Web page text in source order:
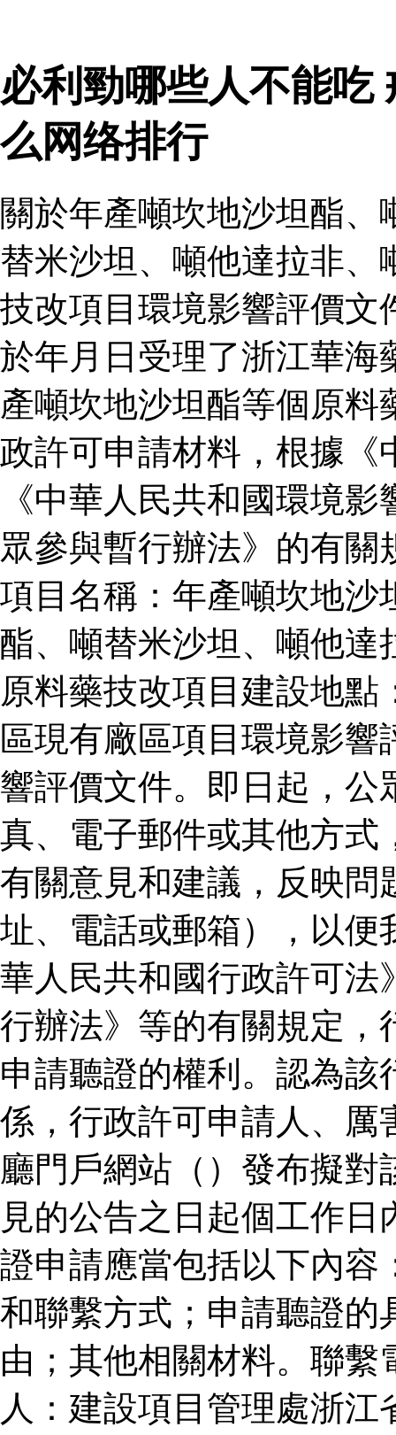
必利勁哪些人不能吃
么网络排行
關於年產噸坎地沙坦酯
替米沙坦、噸他達拉非
技改項目環境影響評價文
於年月日受理了浙江華海
產噸坎地沙坦酯等個原
政許可申請材料，根據《
《中華人民共和國環境
眾參與暫行辦法》的有
項目名稱：年產噸坎地沙
酯、噸替米沙坦、噸他達
原料藥技改項目建設地
區現有廠區項目環境影
響評價文件。即日起，公
真、電子郵件或其他方式
有關意見和建議，反映問
址、電話或郵箱），以便
華人民共和國行政許可法
行辦法》等的有關規定，
申請聽證的權利。認為
係，行政許可申請人、厲
廳門戶網站（）發布擬
見的公告之日起個工作
證申請應當包括以下內容
和聯繫方式；申請聽證的
由；其他相關材料。聯
人：建設項目管理處浙